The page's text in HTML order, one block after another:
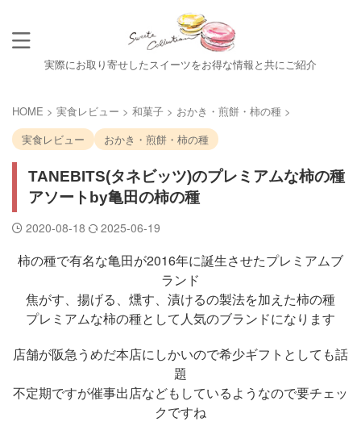
実際にお取り寄せしたスイーツをお得な情報と共にご紹介
HOME > 実食レビュー > 和菓子 > おかき・煎餅・柿の種 >
実食レビュー
おかき・煎餅・柿の種
TANEBITS(タネビッツ)のプレミアムな柿の種
アソートby亀田の柿の種
2020-08-18 2025-06-19
柿の種で有名な亀田が2016年に誕生させたプレミアムブ
ランド
焦がす、揚げる、燻す、漬けるの製法を加えた柿の種
プレミアムな柿の種として人気のブランドになります
店舗が阪急うめだ本店にしかいので希少ギフトとしても話
題
不定期ですが催事出店などもしているようなので要チェッ
クですね